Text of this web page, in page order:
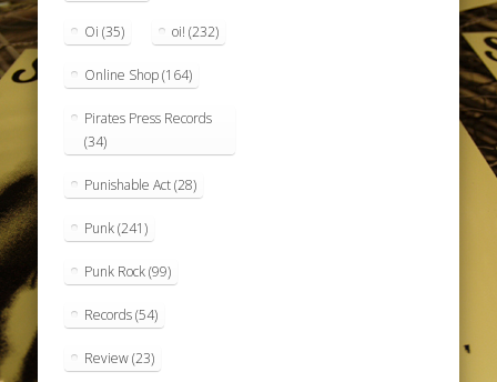
Oi (35) oi! (232)
Online Shop(164)
Pirates Press Records
(34)
Punishable Act(28)
Punk(241)
Punk Rock(99)
Records(54)
Review(23)